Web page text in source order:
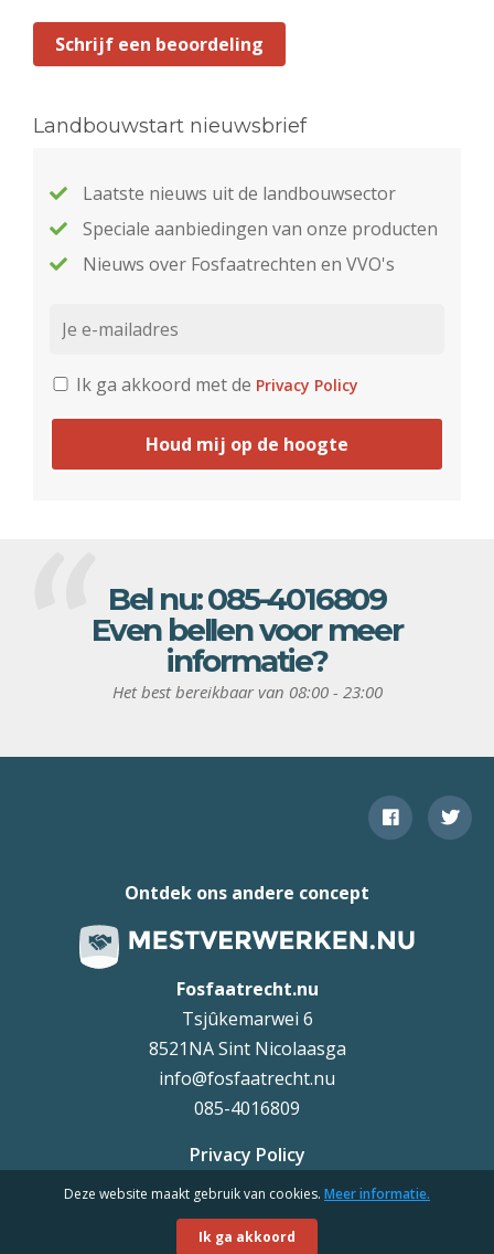
Schrijf een beoordeling
Landbouwstart nieuwsbrief
Laatste nieuws uit de landbouwsector
Speciale aanbiedingen van onze producten
Nieuws over Fosfaatrechten en VVO's
Ik ga akkoord met de Privacy Policy
Houd mij op de hoogte
Bel nu:085-4016809
Even bellen voor meer
informatie?
Het best bereikbaar van 08:00 - 23:00
Fosfaatrecht.nu
Tsjûkemarwei 6
8521NA Sint Nicolaasga
info@fosfaatrecht.nu
085-4016809
Ontdek ons andere concept
Privacy Policy
©Uteq
Deze website maakt gebruik van cookies. Meer informatie.
Ik ga akkoord